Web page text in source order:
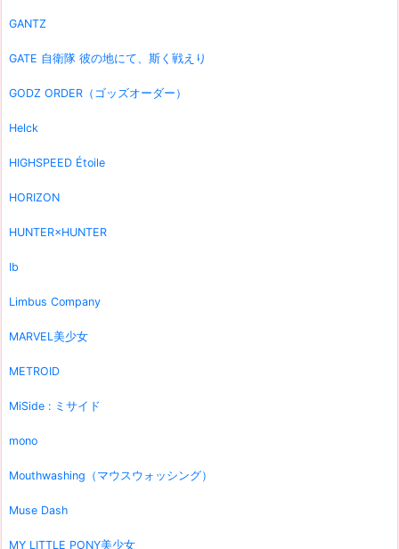
GANTZ
GATE 自衛隊 彼の地にて、斯く戦えり
GODZ ORDER（ゴッズオーダー）
Helck
HIGHSPEED Étoile
HORIZON
HUNTER×HUNTER
Ib
Limbus Company
MARVEL美少女
METROID
MiSide : ミサイド
mono
Mouthwashing（マウスウォッシング）
Muse Dash
MY LITTLE PONY美少女